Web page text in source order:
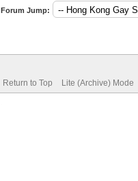
Forum Jump:
Return to Top Lite (Archive) Mode